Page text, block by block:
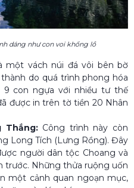
dáng như con voi khổng lồ
vách núi đá vôi bên bờ
do quá trình phong hóa
9 con ngựa với nhiều tư thế
được in trên tờ tiền 20 Nhân
Thắng:Công trình này còn
Long Tích (Lưng Rồng). Đây
người dân tộc Choang và
trước. Những thửa ruộng uốn
một cảnh quan ngoạn mục,